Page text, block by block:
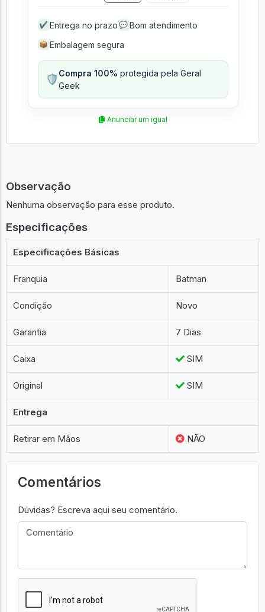
✔ Entrega no prazo 💬 Bom atendimento
📦 Embalagem segura
🛡️Compra 100% protegida pela Geral
Geek
Anunciar um igual
Observação
Nenhuma observação para esse produto.
Especificações
Especificações Básicas
Franquia Batman
Condição Novo
Garantia 7 Dias
Caixa SIM
Original SIM
Entrega
Retirar em Mãos NÃO
Comentários
Dúvidas? Escreva aqui seu comentário.